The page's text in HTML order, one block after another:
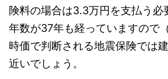
険料の場合は3.3万円を支払う必
年数が37年も経っていますので
時価で判断される地震保険では
近いでしょう。